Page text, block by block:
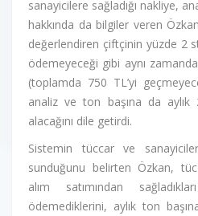
sanayicilere sağladığı nakliye,
hakkında da bilgiler veren
değerlendiren çiftçinin yüzde 2
ödemeyeceği gibi aynı
(toplamda 750 TL’yi
analiz ve ton başına da
alacağını dile getirdi.
Sistemin tüccar ve
sunduğunu belirten Özkan,
alım satımından
ödemediklerini, aylık ton